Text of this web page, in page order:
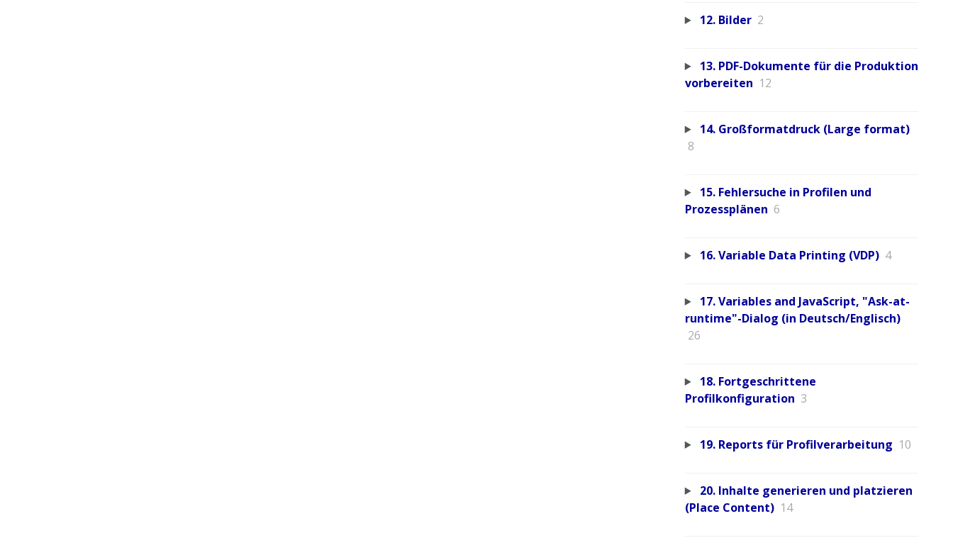
12. Bilder 2
13. PDF-Dokumente für die Produktion
vorbereiten 12
14. Großformatdruck (Large format)
8
15. Fehlersuche in Profilen und
Prozessplänen 6
16. Variable Data Printing (VDP) 4
17. Variables and JavaScript, "Ask-at-
runtime"-Dialog (in Deutsch/Englisch)
26
18. Fortgeschrittene
Profilkonfiguration 3
19. Reports für Profilverarbeitung 10
20. Inhalte generieren und platzieren
(Place Content) 14